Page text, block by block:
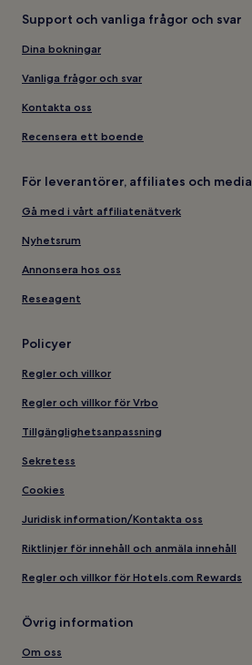
Support och vanliga frågor och svar
Dina bokningar
Vanliga frågor och svar
Kontakta oss
Recensera ett boende
För leverantörer, affiliates och media
Gå med i vårt affiliatenätverk
Nyhetsrum
Annonsera hos oss
Reseagent
Policyer
Regler och villkor
Regler och villkor för Vrbo
Tillgänglighetsanpassning
Sekretess
Cookies
Juridisk information/Kontakta oss
Riktlinjer för innehåll och anmäla innehåll
Regler och villkor för Hotels.com Rewards
Övrig information
Om oss